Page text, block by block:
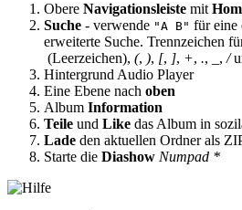
Obere Navigationsleiste mit
Suche - verwende "A B" für eine
erweiterte Suche. Trennzeichen
(Leerzeichen), (, ), [, ], +, ., , /
Hintergrund Audio Player
Eine Ebene nach oben
Album Information
Teile und Like das Album in
Lade den aktuellen Ordner als
Starte die Diashow Numpad *